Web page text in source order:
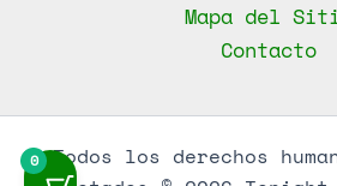
Mapa del
Contacto
Todos los derechos
0